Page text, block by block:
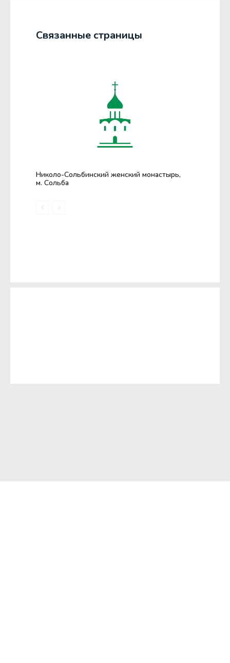
Связанные страницы
Николо-Сольбинский женский монастырь,
м. Сольба